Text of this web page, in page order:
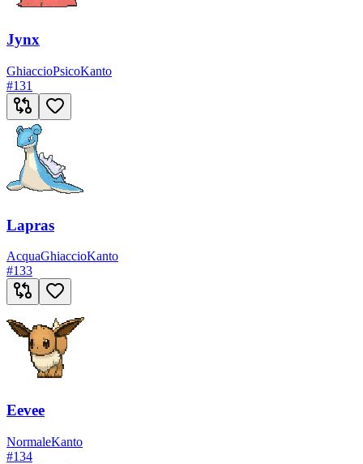
Jynx
GhiaccioPsicoKanto
#131
Lapras
AcquaGhiaccioKanto
#133
Eevee
NormaleKanto
#134